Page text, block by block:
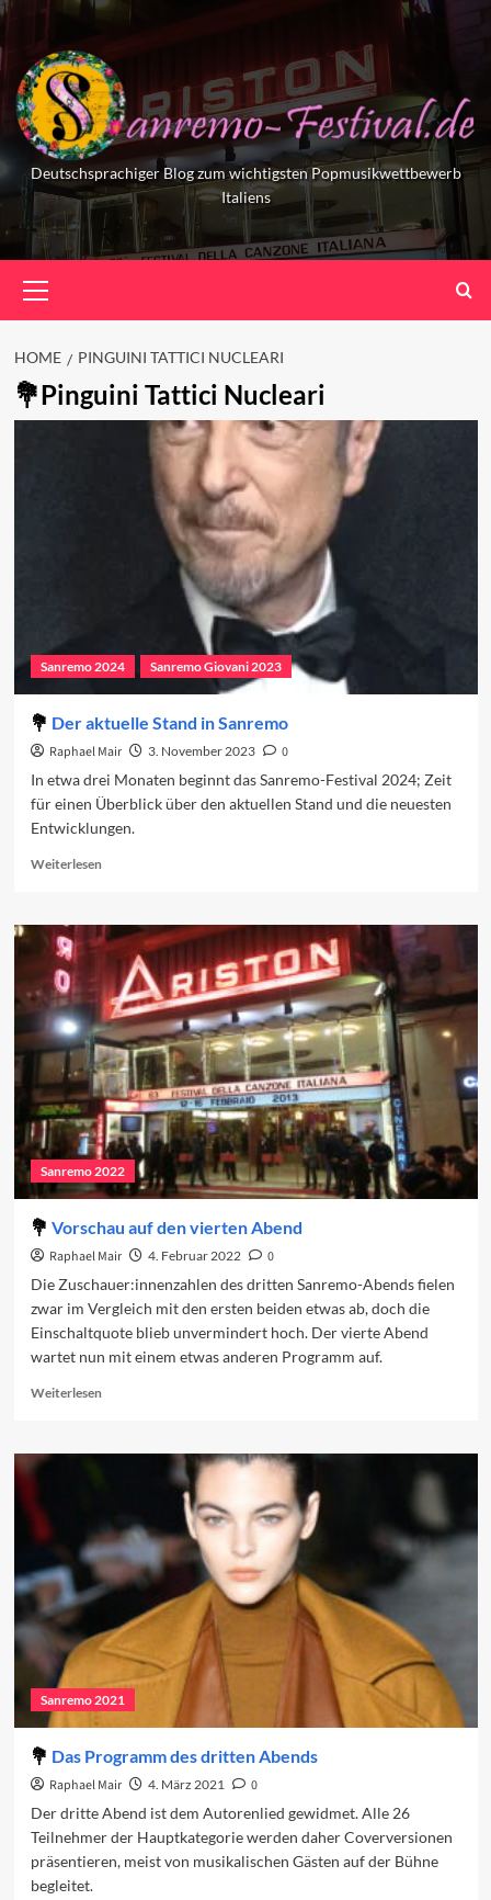
Skip
to
content
Deutschsprachiger Blog zum wichtigsten Popmusikwettbewerb
Italiens
Menu
HOME PINGUINI TATTICI NUCLEARI
Pinguini Tattici Nucleari
Sanremo 2024 Sanremo Giovani 2023
Der aktuelle Stand in Sanremo
Raphael Mair 3. November 2023
0
In etwa drei Monaten beginnt das Sanremo-Festival 2024; Zeit
für einen Überblick über den aktuellen Stand und die neuesten
Entwicklungen.
WeiterlesenRead
Der
aktuelle
Stand
in
Sanremo
Sanremo 2022
Vorschau auf den vierten Abend
Raphael Mair 4. Februar 2022
0
Die Zuschauer:innenzahlen des dritten Sanremo-Abends fielen
zwar im Vergleich mit den ersten beiden etwas ab, doch die
Einschaltquote blieb unvermindert hoch. Der vierte Abend
wartet nun mit einem etwas anderen Programm auf.
WeiterlesenRead
Vorschau
Abend
Sanremo 2021
Das Programm des dritten Abends
Raphael Mair 4. März 2021
0
Der dritte Abend ist dem Autorenlied gewidmet. Alle 26
Teilnehmer der Hauptkategorie werden daher Coverversionen
präsentieren, meist von musikalischen Gästen auf der Bühne
begleitet.